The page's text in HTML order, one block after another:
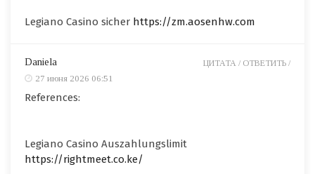
Legiano Casino sicher https://zm.aosenhw.com
Daniela
27 июня 2026 06:51
References:
Legiano Casino Auszahlungslimit
https://rightmeet.co.ke/
ЦИТАТА / ОТВЕТИТЬ /